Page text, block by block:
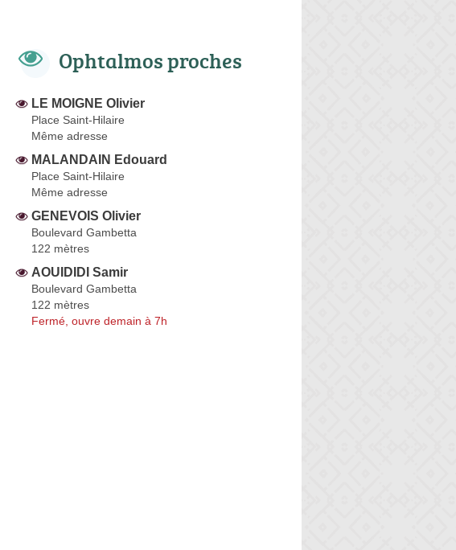
Ophtalmos proches
LE MOIGNE Olivier
Place Saint-Hilaire
Même adresse
MALANDAIN Edouard
Place Saint-Hilaire
Même adresse
GENEVOIS Olivier
Boulevard Gambetta
122 mètres
AOUIDIDI Samir
Boulevard Gambetta
122 mètres
Fermé, ouvre demain à 7h